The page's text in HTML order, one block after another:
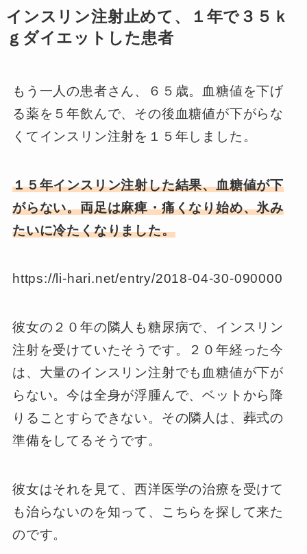
インスリン注射止めて、１年で３５ｋ
ｇダイエットした患者
もう一人の患者さん、６５歳。血糖値を下げ
る薬を５年飲んで、その後血糖値が下がらな
くてインスリン注射を１５年しました。
１５年インスリン注射した結果、血糖値が下
がらない。両足は麻痺・痛くなり始め、氷み
たいに冷たくなりました。
https://li-hari.net/entry/2018-04-30-090000
彼女の２０年の隣人も糖尿病で、インスリン
注射を受けていたそうです。２０年経った今
は、大量のインスリン注射でも血糖値が下が
らない。今は全身が浮腫んで、ベットから降
りることすらできない。その隣人は、葬式の
準備をしてるそうです。
彼女はそれを見て、西洋医学の治療を受けて
も治らないのを知って、こちらを探して来た
のです。